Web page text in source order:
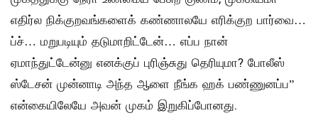
எதிர்ல நிக்குறவங்களைக் கண்ணாலயே எரிக்குற பார்வை…
ப்ச்… மறுபடியும் தடுமாறிட்டேன்… எப்ப நான்
ஏமாந்துட்டேன்னு எனக்குப் புரிஞ்சுது தெரியுமா? போலீஸ்
ஸ்டேசன் முன்னாடி அந்த ஆளை நீங்க ஹக் பண்ணுனப்ப”
என்கையிலேயே அவன் முகம் இறுகிப்போனது.